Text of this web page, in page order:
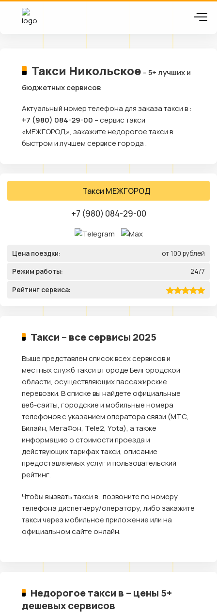
Такси Никольское – 5+ лучших и
бюджетных сервисов
Актуальный номер телефона для заказа такси в :
+7 (980) 084-29-00 – сервис такси
«МЕЖГОРОД», закажите недорогое такси в
быстром и лучшем сервисе города .
Такси МЕЖГОРОД
+7 (980) 084-29-00
Цена поездки: от 100 рублей
Режим работы: 24/7
Рейтинг сервиса:
Такси – все сервисы 2025
Выше представлен список всех сервисов и
местных служб такси в городе Белгородской
области, осуществляющих пассажирские
перевозки. В списке вы найдете официальные
веб-сайты, городские и мобильные номера
телефонов с указанием оператора связи (МТС,
Билайн, МегаФон, Tele2, Yota), а также
информацию о стоимости проезда и
действующих тарифах такси, описание
предоставляемых услуг и пользовательский
рейтинг.
Чтобы вызвать такси в , позвоните по номеру
телефона диспетчеру/оператору, либо закажите
такси через мобильное приложение или на
официальном сайте онлайн.
Недорогое такси в – цены 5+
дешевых сервисов